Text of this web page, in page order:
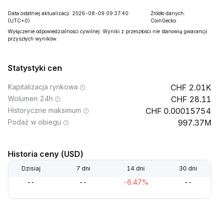
Data ostatniej aktualizacji: 2026-08-09 09:37:40
(UTC+0)
Źródło danych:
CoinGecko
Wyłączenie odpowiedzialności cywilnej: Wyniki z przeszłości nie stanowią gwarancji
przyszłych wyników.
Statystyki cen
Kapitalizacja rynkowa 2.01K
Wolumen 24h 28.11
Historyczne maksimum 0.00015754
Podaż w obiegu 997.37M
Historia ceny (USD)
Dzisiaj 7 dni 14 dni 30 dni
-- -- -6.47% --